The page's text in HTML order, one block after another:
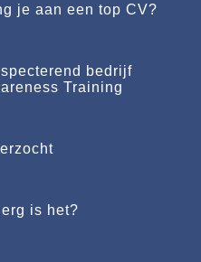
je aan een top CV?
bedrijf
Training
is het?